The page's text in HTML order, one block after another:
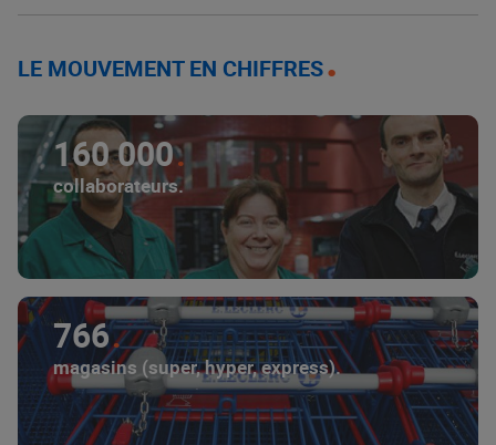
LE MOUVEMENT EN CHIFFRES
160 000
collaborateurs.
766
magasins (super, hyper, express).